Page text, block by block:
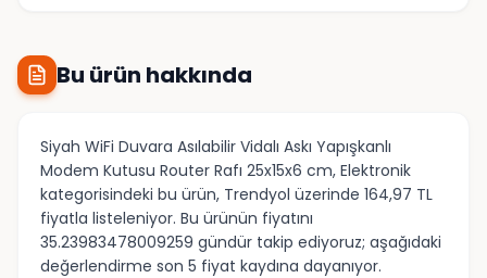
Bu ürün hakkında
Siyah WiFi Duvara Asılabilir Vidalı Askı Yapışkanlı
Modem Kutusu Router Rafı 25x15x6 cm, Elektronik
kategorisindeki bu ürün, Trendyol üzerinde 164,97 TL
fiyatla listeleniyor. Bu ürünün fiyatını
35.23983478009259 gündür takip ediyoruz; aşağıdaki
değerlendirme son 5 fiyat kaydına dayanıyor.